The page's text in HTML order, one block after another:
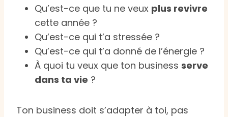
Qu’est-ce que tu ne veux plus revivre
cette année ?
Qu’est-ce qui t’a stressée ?
Qu’est-ce qui t’a donné de l’énergie ?
À quoi tu veux que ton business serve
dans ta vie ?
Ton business doit s’adapter à toi, pas